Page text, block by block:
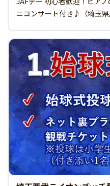
ニコンサート付き♪（埼玉県